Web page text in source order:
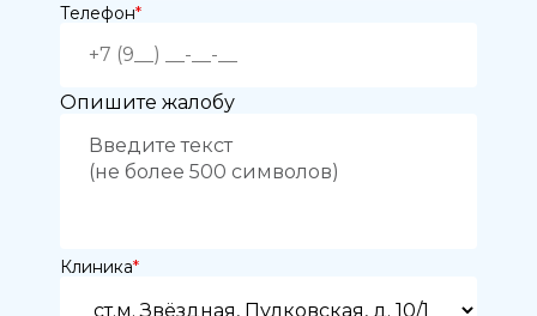
галочку здесь
Нажимая кнопку «Записаться на
приём» вы подтверждаете, что
Телефон*
Опишите жалобу
Клиника*